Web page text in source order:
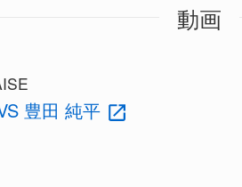
動画
豊田 純平